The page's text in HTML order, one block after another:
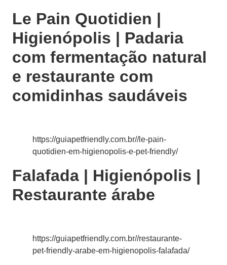
Le Pain Quotidien |
Higienópolis | Padaria
com fermentação natural
e restaurante com
comidinhas saudáveis
https://guiapetfriendly.com.br//le-pain-
quotidien-em-higienopolis-e-pet-friendly/
Falafada | Higienópolis |
Restaurante árabe
https://guiapetfriendly.com.br//restaurante-
pet-friendly-arabe-em-higienopolis-falafada/